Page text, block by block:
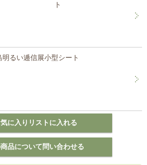
ト
明るい逓信展小型シート